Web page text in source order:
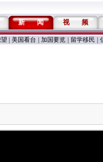
新 闻 视 频
美国看台 加国要览 留学移民